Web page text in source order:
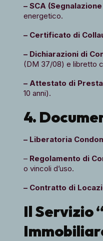
– SCA
energetico.
– Certificato di
– Dichiarazioni di
(DM 37/08) e libretto
– Attestato di
10 anni).
4.
– Liberatoria
– Regolamento di
o vincoli d’uso.
– Contratto di
Il Servizio